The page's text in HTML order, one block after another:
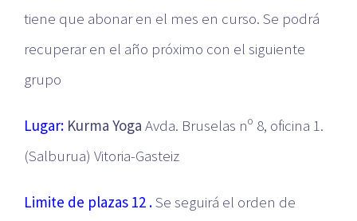
tiene que abonar en el mes en curso. Se podrá
recuperar en el año próximo con el siguiente
grupo
Lugar:Kurma Yoga Avda. Bruselas nº 8, oficina 1.
(Salburua) Vitoria-Gasteiz
Limite de plazas 12 .Se seguirá el orden de